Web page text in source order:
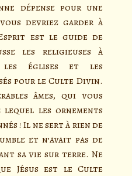
dépense pour une
devriez garder à
est le guide de
les religieuses à
les églises et les
pour le Culte Divin.
âmes, qui vous
lequel les ornements
! Il ne sert à rien de
et n’avait pas de
sa vie sur terre. Ne
Jésus est le Culte